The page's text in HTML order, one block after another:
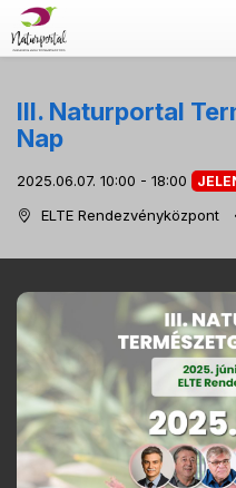
III. Naturportal
Nap
2025.06.07. 10:00 - 18:00
ELTE Rendezvényközpont